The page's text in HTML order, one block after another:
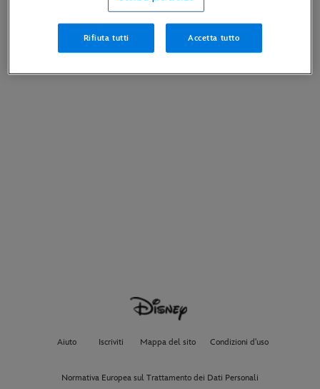
Aiuto Iscriviti Mappa del sito Condizioni d'uso
Normativa Europea sul Trattamento dei Dati Personali
Rifiuta tutti Accetta tutto